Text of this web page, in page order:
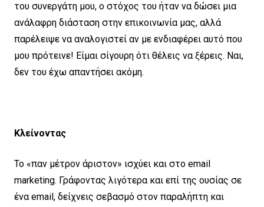
του συνεργάτη μου, ο στόχος του ήταν να δώσει μια
ανάλαφρη διάσταση στην επικοινωνία μας, αλλά
παρέλειψε να αναλογιστεί αν με ενδιαφέρει αυτό που
μου πρότεινε! Είμαι σίγουρη ότι θέλεις να ξέρεις. Ναι,
δεν του έχω απαντήσει ακόμη.
Κλείνοντας
Το «παν μέτρον άριστον» ισχύει και στο email
marketing. Γράφοντας λιγότερα και επί της ουσίας σε
ένα email, δείχνεις σεβασμό στον παραλήπτη και